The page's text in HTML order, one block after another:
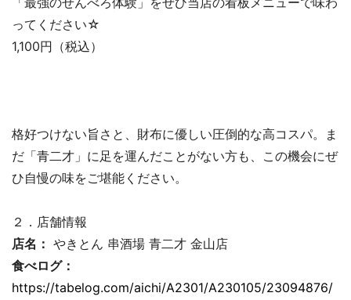
ってください☆
1,100円（税込）
格好つけない旨さと、財布に優しい圧倒的な高コスパ。ま
だ「青二才」に足を運んだことがない方も、この機会にぜ
ひ自慢の味をご堪能ください。
２．店舗情報
店名： やきとん 串酒場 青二才 金山店
食べログ：
https://tabelog.com/aichi/A2301/A230105/23094876/